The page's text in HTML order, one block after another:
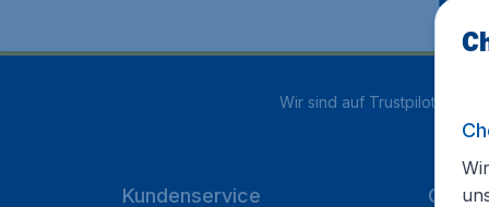
Wir sind auf Trustpilot mit
Kundenservice